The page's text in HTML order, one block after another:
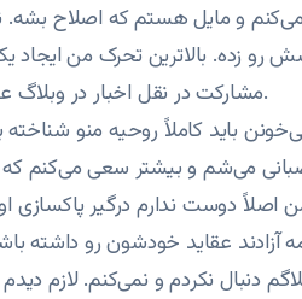
و مایل هستم که اصلاح بشه.
رو زده. بالاترین تحرک من ایجاد
مشارکت در نقل اخبار در وبلاگ عمومی بوده اون هم به دور از هر گونه تعصبی.
باید کاملاً روحیه منو
می‌شم و بیشتر سعی می‌کنم که
دوست ندارم درگیر پاکسازی
عقاید خودشون رو داشته
دنبال نکردم و نمی‌کنم. لازم